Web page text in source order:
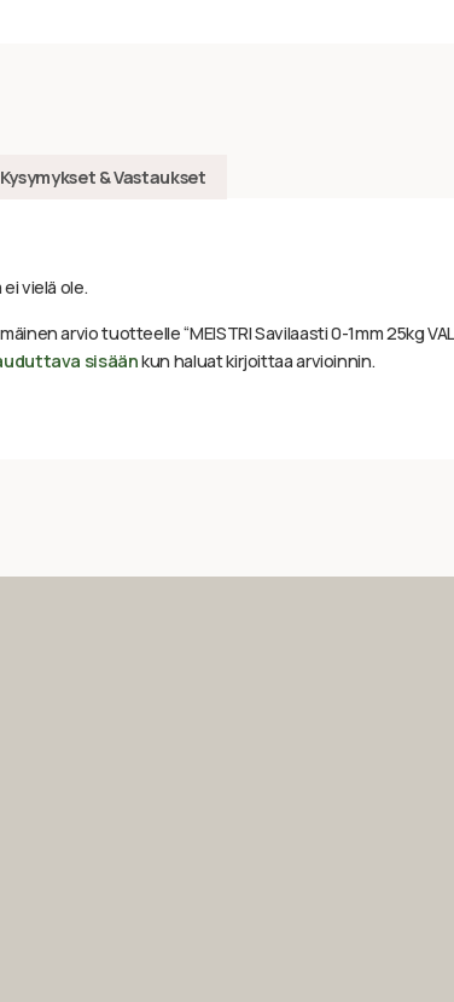
Kysymykset & Vastaukset
vielä ole.
arvio tuotteelle “MEISTRI Savilaasti 0-1mm 25kg
sisäänkun haluat kirjoittaa arvioinnin.